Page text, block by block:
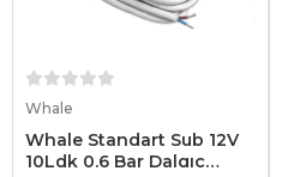
Whale
Whale Standart Sub 12V
10Ldk 0.6 Bar Dalgıç